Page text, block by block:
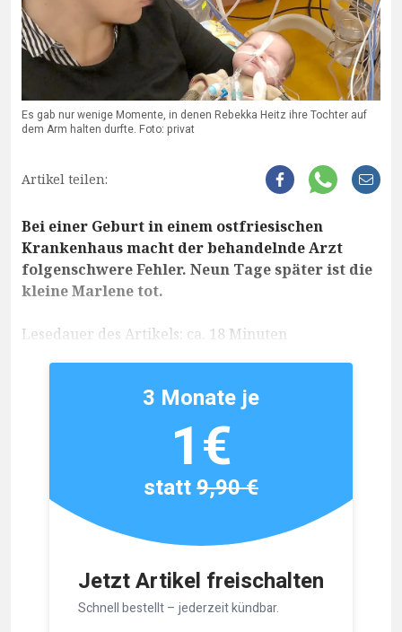
Es gab nur wenige Momente, in denen Rebekka Heitz ihre Tochter auf
dem Arm halten durfte. Foto: privat
Artikel teilen:
Bei einer Geburt in einem ostfriesischen
Krankenhaus macht der behandelnde Arzt
folgenschwere Fehler. Neun Tage später ist die
kleine Marlene tot.
Lesedauer des Artikels: ca. 18 Minuten
Jetzt Artikel freischalten
Schnell bestellt – jederzeit kündbar.
3 Monate je
1€
statt9,90 €